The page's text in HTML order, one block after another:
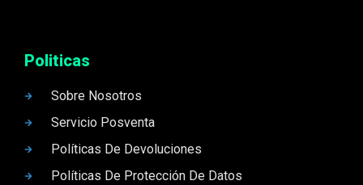
Politicas
Sobre Nosotros
Servicio Posventa
Políticas De Devoluciones
Políticas De Protección De Datos